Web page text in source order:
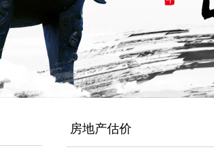
房地产估价